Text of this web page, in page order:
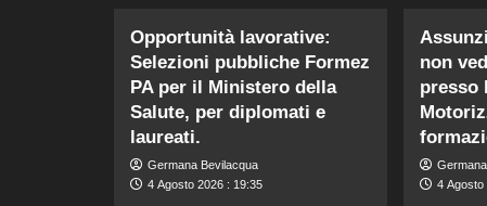
Opportunità lavorative:
Selezioni pubbliche Formez
PA per il Ministero della
Salute, per diplomati e
laureati.
Germana Bevilacqua
4 Agosto 2026 : 19:35
non
presso
4 Agosto